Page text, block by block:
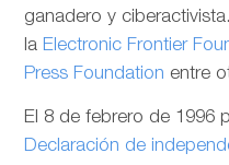
ganadero y
la Electronic Frontier
Press Foundation entre
El 8 de febrero de 1996
Declaración de